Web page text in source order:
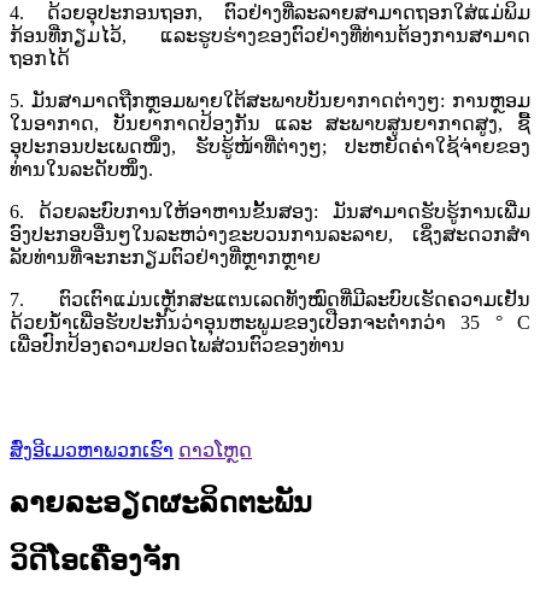
4. ດ້ວຍອຸປະກອນຖອກ, ຕົວຢ່າງທີ່ລະລາຍສາມາດຖອກໃສ່ແມ່ພິມ
ກ້ອນທີ່ກຽມໄວ້, ແລະຮູບຮ່າງຂອງຕົວຢ່າງທີ່ທ່ານຕ້ອງການສາມາດ
ຖອກໄດ້
5. ມັນສາມາດຖືກຫຼອມພາຍໃຕ້ສະພາບບັນຍາກາດຕ່າງໆ: ການຫຼອມ
ໃນອາກາດ, ບັນຍາກາດປ້ອງກັນ ແລະ ສະພາບສູນຍາກາດສູງ, ຊື້
ອຸປະກອນປະເພດໜຶ່ງ, ຮັບຮູ້ໜ້າທີ່ຕ່າງໆ; ປະຫຍັດຄ່າໃຊ້ຈ່າຍຂອງ
ທ່ານໃນລະດັບໜຶ່ງ.
6. ດ້ວຍລະບົບການໃຫ້ອາຫານຂັ້ນສອງ: ມັນສາມາດຮັບຮູ້ການເພີ່ມ
ອົງປະກອບອື່ນໆໃນລະຫວ່າງຂະບວນການລະລາຍ, ເຊິ່ງສະດວກສໍາ
ລັບທ່ານທີ່ຈະກະກຽມຕົວຢ່າງທີ່ຫຼາກຫຼາຍ
7. ຕົວເຕົາແມ່ນເຫຼັກສະແຕນເລດທັງໝົດທີ່ມີລະບົບເຮັດຄວາມເຢັນ
ດ້ວຍນ້ຳເພື່ອຮັບປະກັນວ່າອຸນຫະພູມຂອງເປືອກຈະຕໍ່າກວ່າ 35 ° C
ເພື່ອປົກປ້ອງຄວາມປອດໄພສ່ວນຕົວຂອງທ່ານ
ສົ່ງອີເມວຫາພວກເຮົາ ດາວໂຫຼດ
ລາຍລະອຽດຜະລິດຕະພັນ
ວິດີໂອເຄື່ອງຈັກ